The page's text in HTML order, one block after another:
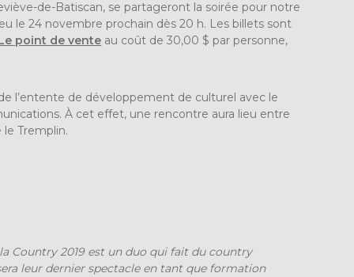
de-Batiscan, se partageront la soirée pour notre
le 24 novembre prochain dès 20 h. Les billets sont
point de vente au coût de 30,00 $ par personne,
l’entente de développement de culturel avec le
À cet effet, une rencontre aura lieu entre
le Tremplin.
Country 2019 est un duo qui fait du country
leur dernier spectacle en tant que formation